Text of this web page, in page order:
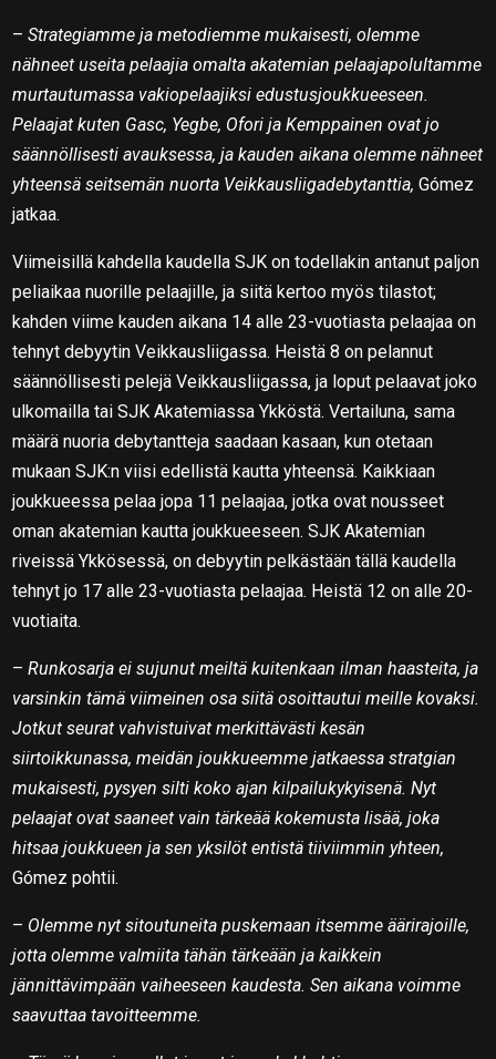
–Strategiamme ja metodiemme mukaisesti, olemme
nähneet useita pelaajia omalta akatemian pelaajapolultamme
murtautumassa vakiopelaajiksi edustusjoukkueeseen.
Pelaajat kuten Gasc, Yegbe, Ofori ja Kemppainen ovat jo
säännöllisesti avauksessa, ja kauden aikana olemme nähneet
yhteensä seitsemän nuorta Veikkausliigadebytanttia, Gómez
jatkaa.
Viimeisillä kahdella kaudella SJK on todellakin antanut paljon
peliaikaa nuorille pelaajille, ja siitä kertoo myös tilastot;
kahden viime kauden aikana 14 alle 23-vuotiasta pelaajaa on
tehnyt debyytin Veikkausliigassa. Heistä 8 on pelannut
säännöllisesti pelejä Veikkausliigassa, ja loput pelaavat joko
ulkomailla tai SJK Akatemiassa Ykköstä. Vertailuna, sama
määrä nuoria debytantteja saadaan kasaan, kun otetaan
mukaan SJK:n viisi edellistä kautta yhteensä. Kaikkiaan
joukkueessa pelaa jopa 11 pelaajaa, jotka ovat nousseet
oman akatemian kautta joukkueeseen. SJK Akatemian
riveissä Ykkösessä, on debyytin pelkästään tällä kaudella
tehnyt jo 17 alle 23-vuotiasta pelaajaa. Heistä 12 on alle 20-
vuotiaita.
–Runkosarja ei sujunut meiltä kuitenkaan ilman haasteita, ja
varsinkin tämä viimeinen osa siitä osoittautui meille kovaksi.
Jotkut seurat vahvistuivat merkittävästi kesän
siirtoikkunassa, meidän joukkueemme jatkaessa stratgian
mukaisesti, pysyen silti koko ajan kilpailukykyisenä. Nyt
pelaajat ovat saaneet vain tärkeää kokemusta lisää, joka
hitsaa joukkueen ja sen yksilöt entistä tiiviimmin yhteen,
Gómez pohtii.
– Olemme nyt sitoutuneita puskemaan itsemme äärirajoille,
jotta olemme valmiita tähän tärkeään ja kaikkein
jännittävimpään vaiheeseen kaudesta. Sen aikana voimme
saavuttaa tavoitteemme.